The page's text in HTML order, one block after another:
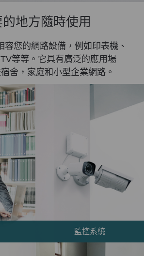
地方隨時使用
容您的網路設備，例如印表機、
等等。它具有廣泛的應用場
舍，家庭和小型企業網路。
監控系統